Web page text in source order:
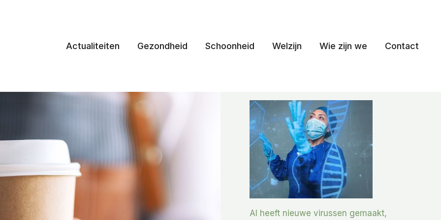
Actualiteiten Gezondheid Schoonheid Welzijn Wie zijn we Contact
AI heeft nieuwe virussen gemaakt,